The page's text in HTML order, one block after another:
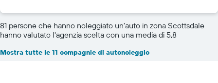
81 persone che hanno noleggiato un'auto in zona Scottsdale
hanno valutato l'agenzia scelta con una media di 5,8
Mostra tutte le 11 compagnie di autonoleggio